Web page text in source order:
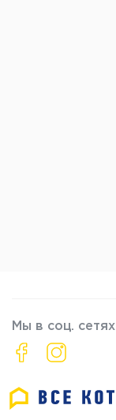
Мы в соц. сетях